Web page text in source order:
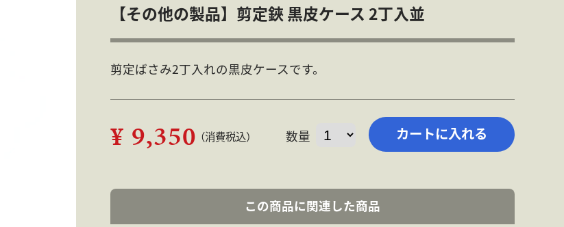
【その他の製品】剪定鋏 黒皮ケース 2丁入並
剪定ばさみ2丁入れの黒皮ケースです。
¥ 9,350（消費税込） 数量
この商品に関連した商品